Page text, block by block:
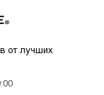
от лучших